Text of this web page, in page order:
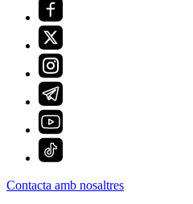
Contacta amb nosaltres